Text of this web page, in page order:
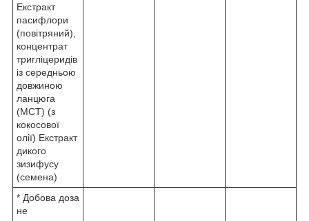
Екстракт
пасифлори
(повітряний),
концентрат
тригліцеридів
із середньою
довжиною
ланцюга
(MCT) (з
кокосової
олії) Екстракт
дикого
зизифусу
(семена)
* Добова доза
не